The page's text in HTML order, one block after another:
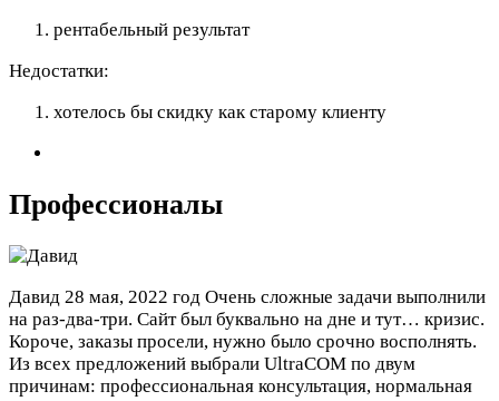
рентабельный результат
Недостатки:
хотелось бы скидку как старому клиенту
Профессионалы
Давид 28 мая, 2022 год Очень сложные задачи выполнили
на раз-два-три. Сайт был буквально на дне и тут… кризис.
Короче, заказы просели, нужно было срочно восполнять.
Из всех предложений выбрали UltraCOM по двум
причинам: профессиональная консультация, нормальная